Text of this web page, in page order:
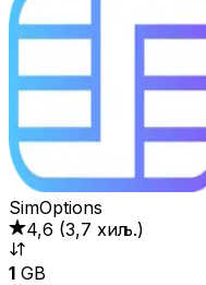
SimOptions
4,6 (3,7 хиљ.)
1 GB